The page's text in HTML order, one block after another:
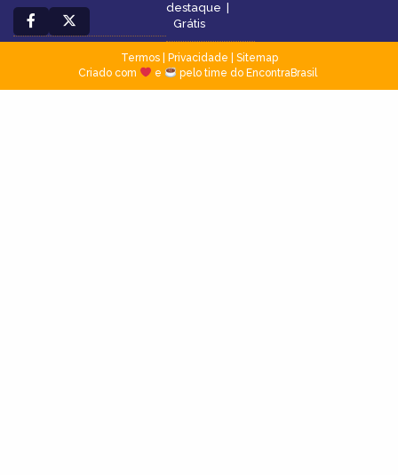
destaque
Grátis
Termos| Privacidade
Sitemap
Criado com
e pelo time do EncontraBrasil